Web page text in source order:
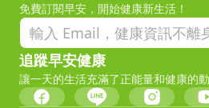
免費訂閱早安，開始健康新生活！
追蹤早安健康
讓一天的生活充滿了正能量和健康的